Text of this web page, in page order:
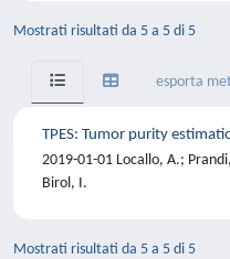
Mostrati risultati da 5 a 5 di 5
esporta
TPES: Tumor purity
2019-01-01 Locallo, A.;
Birol, I.
Mostrati risultati da 5 a 5 di 5